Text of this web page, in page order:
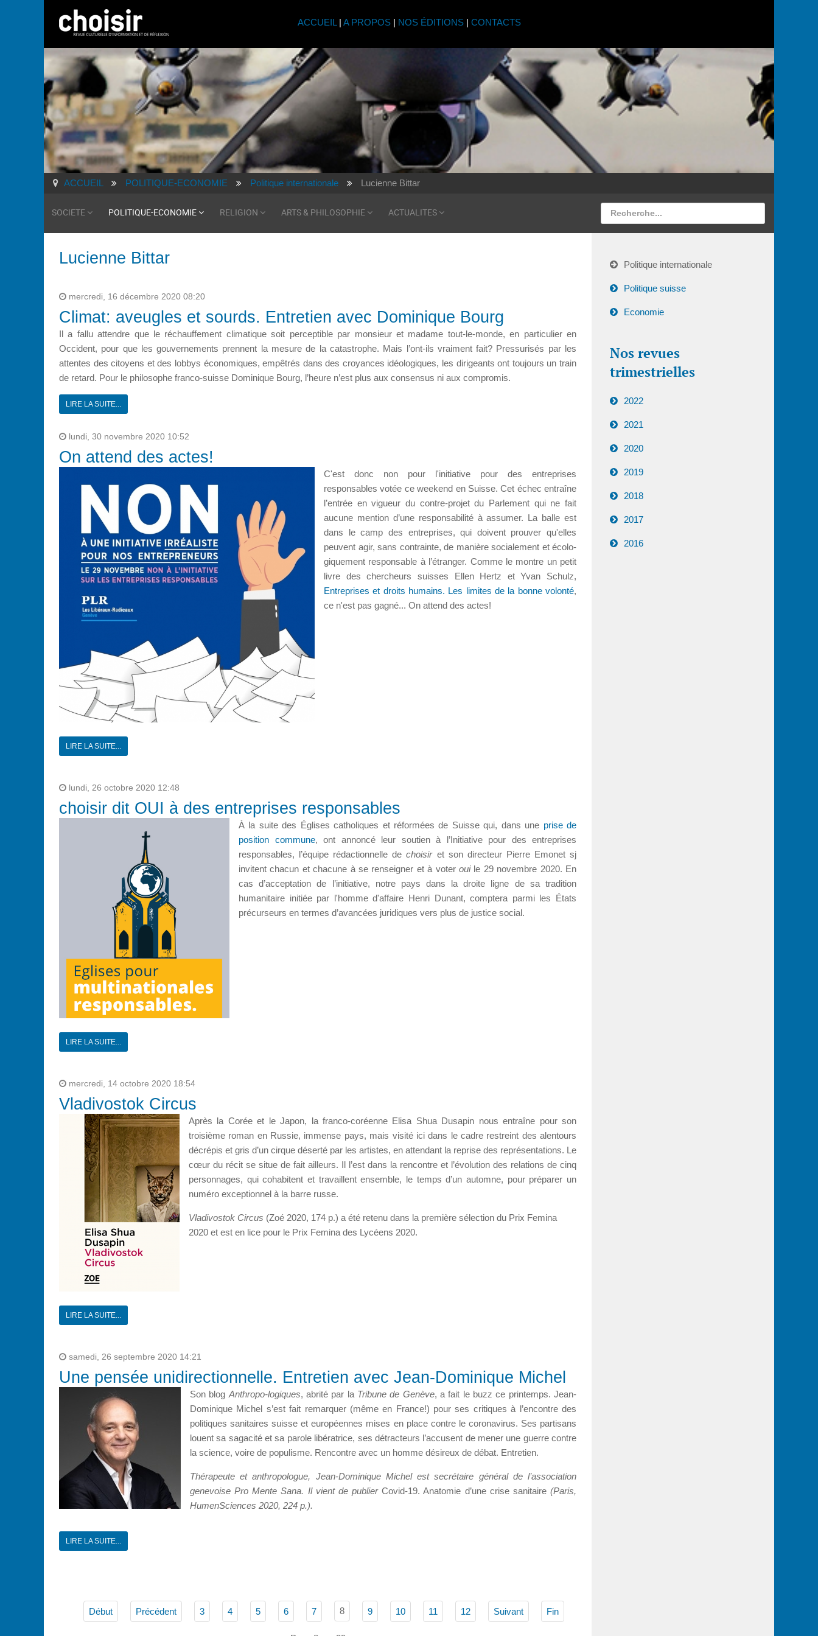
ACCUEIL | A PROPOS| NOS ÉDITIONS| CONTACTS
ACCUEIL POLITIQUE-ECONOMIE Politique internationale Lucienne Bittar
SOCIETE POLITIQUE-ECONOMIE RELIGION ARTS & PHILOSOPHIE ACTUALITES
Lucienne Bittar
mercredi, 16 décembre 2020 08:20
Climat: aveugles et sourds. Entretien avec Dominique Bourg
Il a fallu attendre que le réchauffement climatique soit perceptible par monsieur et madame tout-le-monde, en particulier en
Occident, pour que les gouvernements prennent la mesure de la catastrophe. Mais l’ont-ils vraiment fait? Pressurisés par les
attentes des citoyens et des lobbys économiques, empêtrés dans des croyances idéologiques, les dirigeants ont toujours un train
de retard. Pour le philosophe franco-suisse Dominique Bourg, l’heure n’est plus aux consensus ni aux compromis.
LIRE LA SUITE...
lundi, 30 novembre 2020 10:52
On attend des actes!
C'est donc non pour l'initiative pour des entreprises
responsables votée ce weekend en Suisse. Cet échec entraîne
l’entrée en vigueur du contre-projet du Par­le­ment qui ne fait
aucune men­tion d’une res­pon­sa­bi­lité à assu­mer. La balle est
dans le camp des entreprises, qui doivent prou­ver qu'elles
peuvent agir, sans contrainte, de manière socia­le­ment et éco­lo­
gique­ment res­pon­sable à l’étranger. Comme le montre un petit
livre des chercheurs suisses Ellen Hertz et Yvan Schulz,
Entreprises et droits humains. Les limites de la bonne volonté,
ce n'est pas gagné... On attend des actes!
LIRE LA SUITE...
lundi, 26 octobre 2020 12:48
choisir dit OUI à des entreprises responsables
À la suite des Églises catholiques et réformées de Suisse qui, dans une prise de
position commune, ont annoncé leur soutien à l’Initiative pour des entreprises
responsables, l’équipe rédactionnelle dechoisiret son directeur Pierre Emonet sj
invitent chacun et chacune à se renseigner et à voter ouile 29 novembre 2020. En
cas d’acceptation de l’initiative, notre pays dans la droite ligne de sa tradition
humanitaire initiée par l'homme d'affaire Henri Dunant, comptera parmi les États
précurseurs en termes d’avancées juridiques vers plus de justice social.
LIRE LA SUITE...
mercredi, 14 octobre 2020 18:54
Vladivostok Circus
Après la Corée et le Japon, la franco-coréenne Elisa Shua Dusapin nous entraîne pour son
troisième roman en Russie, immense pays, mais visité ici dans le cadre restreint des alentours
décrépis et gris d’un cirque déserté par les artistes, en attendant la reprise des représentations. Le
cœur du récit se situe de fait ailleurs. Il l’est dans la rencontre et l’évolution des relations de cinq
personnages, qui cohabitent et travaillent ensemble, le temps d’un automne, pour préparer un
numéro exceptionnel à la barre russe.
Vladivostok Circus (Zoé 2020, 174 p.) a été retenu dans la première sélection du Prix Femina
2020 et est en lice pour le Prix Femina des Lycéens 2020.
LIRE LA SUITE...
samedi, 26 septembre 2020 14:21
Une pensée unidirectionnelle. Entretien avec Jean-Dominique Michel
Son blog Anthropo-logiques, abrité par la Tribune de Genève, a fait le buzz ce printemps. Jean-
Dominique Michel s’est fait remarquer (même en France!) pour ses critiques à l’encontre des
politiques sanitaires suisse et européennes mises en place contre le coronavirus. Ses partisans
louent sa sagacité et sa parole libératrice, ses détracteurs l’accusent de mener une guerre contre
la science, voire de populisme. Rencontre avec un homme désireux de débat. Entretien.
Thérapeute et anthropologue, Jean-Dominique Michel est secrétaire général de l’association
genevoise Pro Mente Sana. Il vient de publierCovid-19. Anatomie d’une crise sanitaire(Paris,
HumenSciences 2020, 224 p.).
LIRE LA SUITE...
Début Précédent 3 4 5 6 7 8 9 10 11 12 Suivant Fin
Politique internationale
Politique suisse
Economie
Nos revues
trimestrielles
2022
2021
2020
2019
2018
2017
2016